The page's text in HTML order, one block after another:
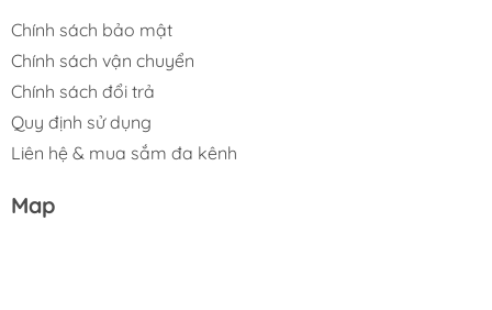
Chính sách bảo mật
Chính sách vận chuyển
Chính sách đổi trả
Quy định sử dụng
Liên hệ & mua sắm đa kênh
Map